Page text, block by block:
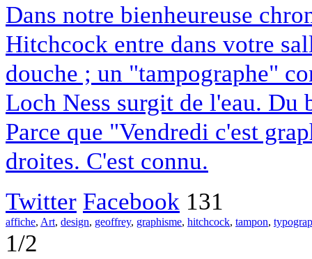
Dans notre bienheureuse
Hitchcock entre dans votre
douche ; un "tampographe"
Loch Ness surgit de l'eau.
Parce que "Vendredi c'est
droites. C'est connu.
Twitter Facebook 131
affiche, Art, design, geoffrey, graphisme, hitchcock, tampon,
1/2